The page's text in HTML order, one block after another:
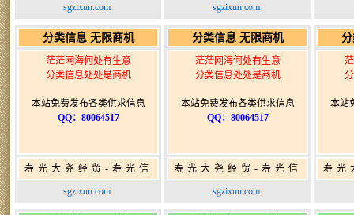
息网-免费信息发布网-
sgzixun.com
息网-免费信息发布网-
sgzixun.com
分类信息 无限商机
茫茫网海何处有生意
分类信息处处是商机
本站免费发布各类供求信息
QQ：80064517
寿光大尧经贸-寿光信
息网-免费信息发布网-
sgzixun.com
分类信息 无限商机
茫茫网海何处有生意
分类信息处处是商机
本站免费发布各类供求信息
QQ：80064517
寿光大尧经贸-寿光信
息网-免费信息发布网-
sgzixun.com
本站
寿光